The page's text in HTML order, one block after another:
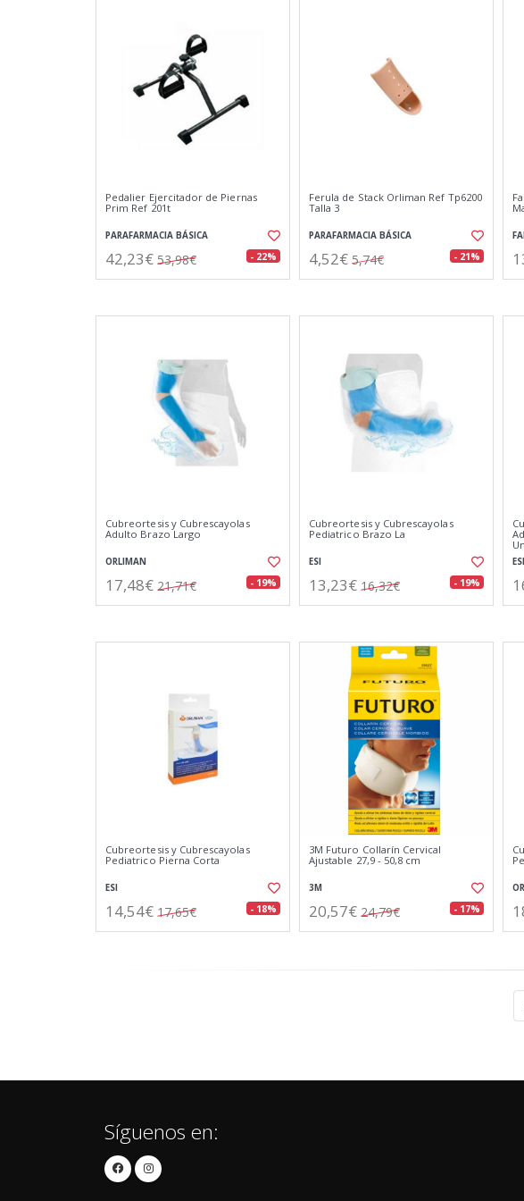
Pedalier Ejercitador de Piernas
Prim Ref 201t
PARAFARMACIA BÁSICA
42,23€ 53,98€ - 22%
Ferula de Stack Orliman Ref Tp6200
Talla 3
PARAFARMACIA BÁSICA
4,52€ 5,74€ - 21%
Cubreortesis y Cubrescayolas
Adulto Brazo Largo
ORLIMAN
17,48€ 21,71€ - 19%
Cubreortesis y Cubrescayolas
Pediatrico Brazo La
ESI
13,23€ 16,32€ - 19%
ESI
Cubreortesis y Cubrescayolas
Pediatrico Pierna Corta
ESI
14,54€ 17,65€ - 18%
3M Futuro Collarín Cervical
Ajustable 27,9 - 50,8 cm
3M
20,57€ 24,79€ - 17%
Síguenos en: